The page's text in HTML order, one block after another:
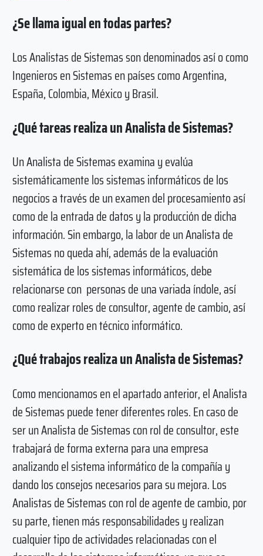
¿Se llama igual en todas partes?
Los Analistas de Sistemas son denominados así o como
Ingenieros en Sistemas en países como Argentina,
España, Colombia, México y Brasil.
¿Qué tareas realiza un Analista de Sistemas?
Un Analista de Sistemas examina y evalúa
sistemáticamente los sistemas informáticos de los
negocios a través de un examen del procesamiento así
como de la entrada de datos y la producción de dicha
información. Sin embargo, la labor de un Analista de
Sistemas no queda ahí, además de la evaluación
sistemática de los sistemas informáticos, debe
relacionarse con personas de una variada índole, así
como realizar roles de consultor, agente de cambio, así
como de experto en técnico informático.
¿Qué trabajos realiza un Analista de Sistemas?
Como mencionamos en el apartado anterior, el Analista
de Sistemas puede tener diferentes roles. En caso de
ser un Analista de Sistemas con rol de consultor, este
trabajará de forma externa para una empresa
analizando el sistema informático de la compañía y
dando los consejos necesarios para su mejora. Los
Analistas de Sistemas con rol de agente de cambio, por
su parte, tienen más responsabilidades y realizan
cualquier tipo de actividades relacionadas con el